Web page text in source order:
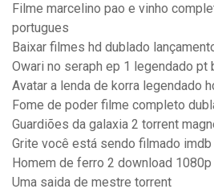
Filme marcelino pao e vinho
portugues
Baixar filmes hd dublado
Owari no seraph ep 1 legendado pt
Avatar a lenda de korra legendado
Fome de poder filme completo
Guardiões da galaxia 2 torrent
Grite você está sendo filmado imdb
Homem de ferro 2 download 1080p
Uma saida de mestre torrent